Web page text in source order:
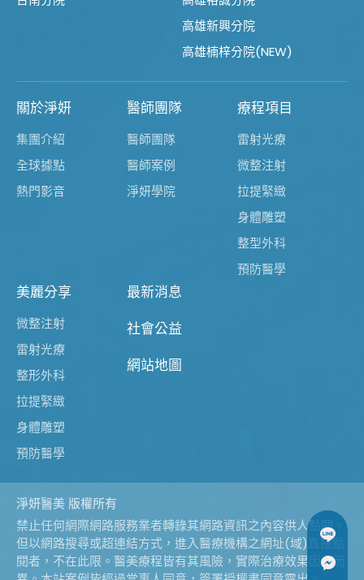
高雄新興分院
高雄楠梓分院(NEW)
關於淨妍
集團介紹
全球據點
熱門影音
醫師團隊
醫師團隊
醫師案例
淨妍學院
療程項目
雷射光療
微整注射
拉提緊緻
身體雕塑
整型外科
預防醫學
美麗分享
微整注射
雷射光療
整形外科
拉提緊緻
身體雕塑
預防醫學
最新消息
社會公益
網站地圖
淨妍醫美 版權所有
禁止任何網際網路服務業者轉錄其網路資訊之內容供人點閱。
但以網路搜尋或超連結方式，進入醫療機構之網址(域)直接點
閱者，不在此限。醫美療程皆有其風險，實際治療效果因人而